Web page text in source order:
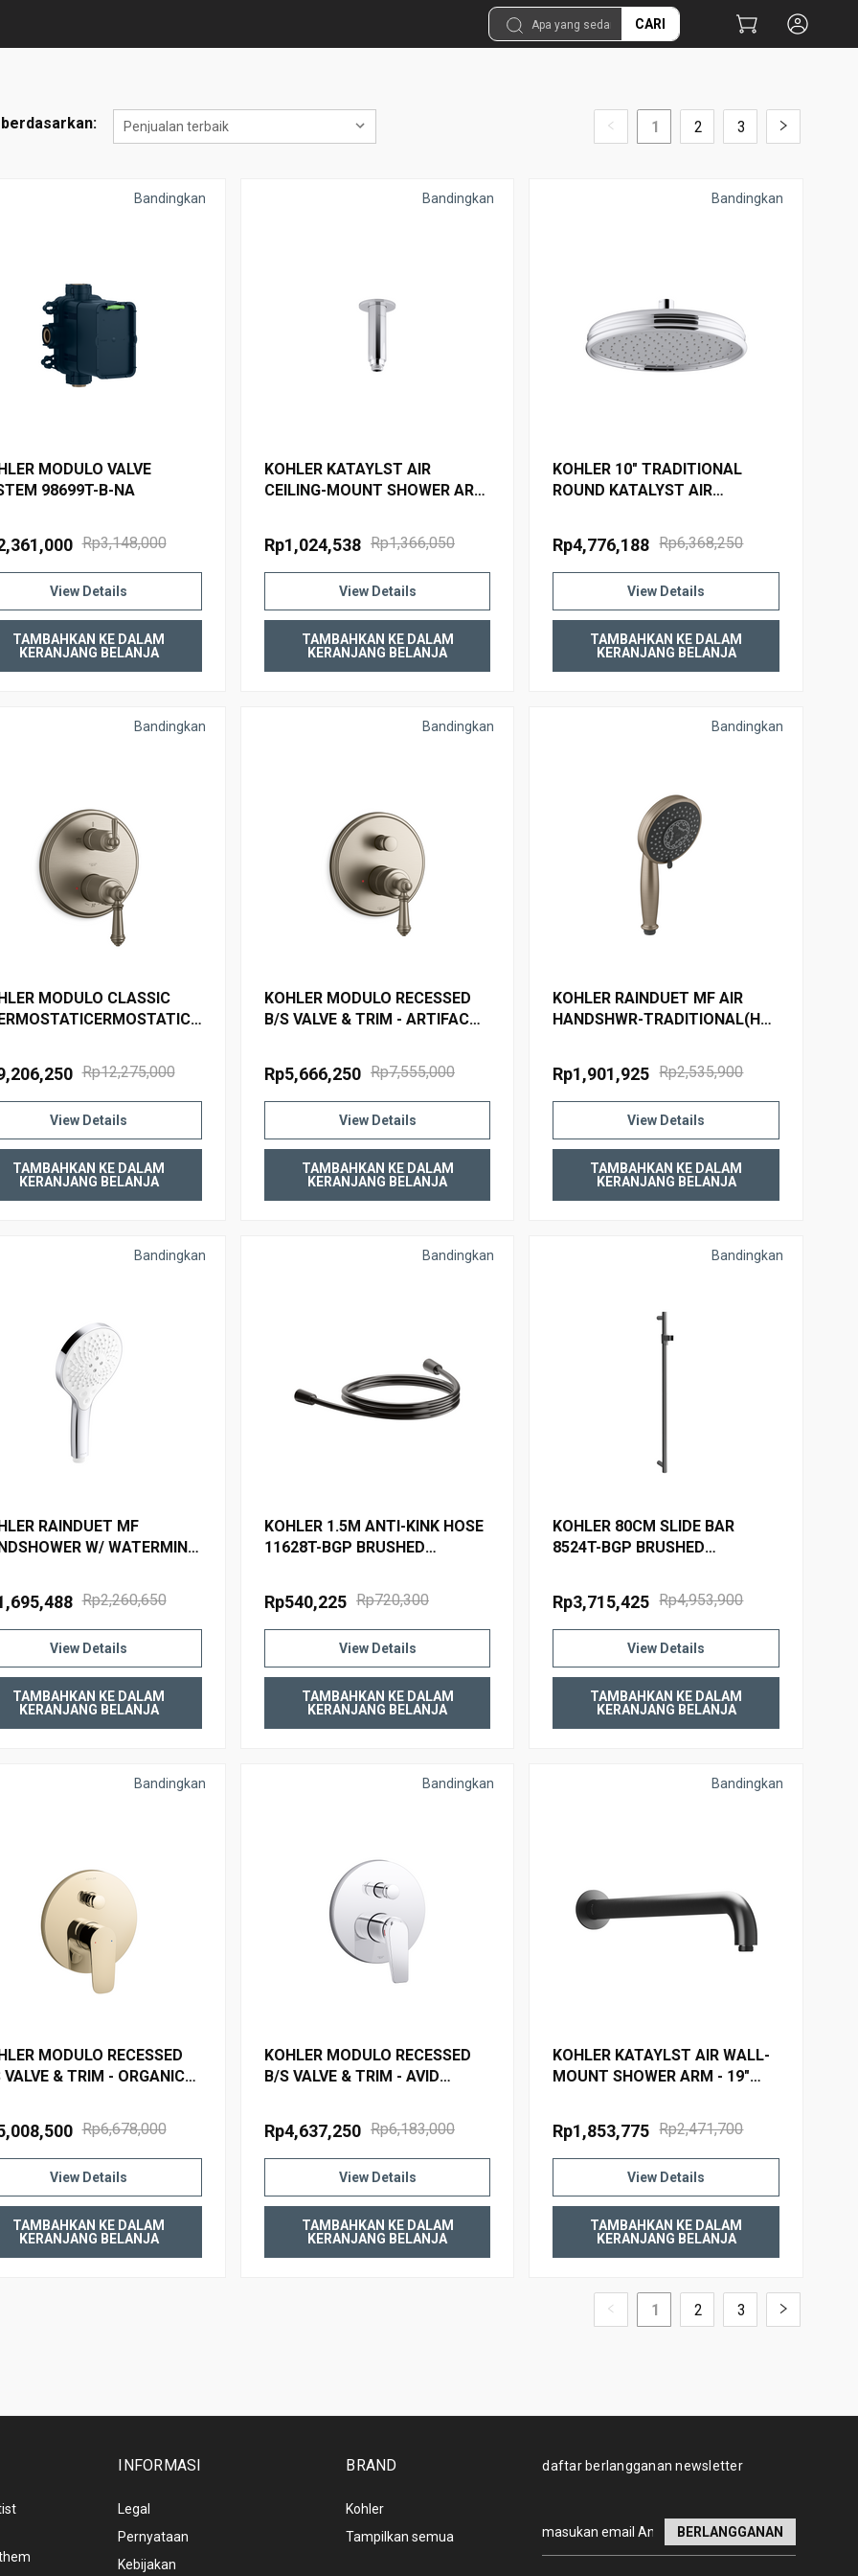
CARI
1 2 3
Bandingkan
MODULO VALVE
98699T-B-NA
Rp3,148,000
View Details
TAMBAHKAN KE DALAM
KERANJANG BELANJA
Bandingkan
KOHLER KATAYLST AIR
CEILING-MOUNT SHOWER ARM
Rp1,366,050
Rp1,024,538
View Details
TAMBAHKAN KE DALAM
KERANJANG BELANJA
Bandingkan
KOHLER 10" TRADITIONAL
ROUND KATALYST AIR
POLISHED CHROME
Rp6,368,250
Rp4,776,188
View Details
TAMBAHKAN KE DALAM
KERANJANG BELANJA
Bandingkan
MODULO CLASSIC
4-BV BRUSHED
Rp12,275,000
View Details
TAMBAHKAN KE DALAM
KERANJANG BELANJA
Bandingkan
KOHLER MODULO RECESSED
B/S VALVE & TRIM - ARTIFACTS
Rp7,555,000
Rp5,666,250
View Details
TAMBAHKAN KE DALAM
KERANJANG BELANJA
Bandingkan
KOHLER RAINDUET MF AIR
HANDSHWR-TRADITIONAL(HFL
Rp2,535,900
Rp1,901,925
View Details
TAMBAHKAN KE DALAM
KERANJANG BELANJA
Bandingkan
RAINDUET MF
W/ WATERMIND
CHROME
Rp2,260,650
View Details
TAMBAHKAN KE DALAM
KERANJANG BELANJA
Bandingkan
KOHLER 1.5M ANTI-KINK HOSE
11628T-BGP BRUSHED
Rp720,300
Rp540,225
View Details
TAMBAHKAN KE DALAM
KERANJANG BELANJA
Bandingkan
KOHLER 80CM SLIDE BAR
8524T-BGP BRUSHED
Rp4,953,900
Rp3,715,425
View Details
TAMBAHKAN KE DALAM
KERANJANG BELANJA
Bandingkan
MODULO RECESSED
VALVE & TRIM - ORGANIC
Rp6,678,000
View Details
TAMBAHKAN KE DALAM
KERANJANG BELANJA
Bandingkan
KOHLER MODULO RECESSED
B/S VALVE & TRIM - AVID
Rp6,183,000
Rp4,637,250
View Details
TAMBAHKAN KE DALAM
KERANJANG BELANJA
Bandingkan
KOHLER KATAYLST AIR WALL-
MOUNT SHOWER ARM - 19"
Rp2,471,700
Rp1,853,775
View Details
TAMBAHKAN KE DALAM
KERANJANG BELANJA
1 2 3
INFORMASI
Legal
Pernyataan
Kebijakan
BRAND
Kohler
Tampilkan semua
daftar berlangganan newsletter
Alamat